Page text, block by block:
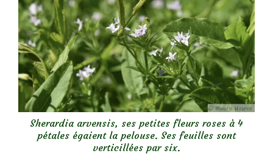
Sherardia arvensis, ses petites fleurs roses à 4
pétales égaient la pelouse. Ses feuilles sont
verticillées par six.